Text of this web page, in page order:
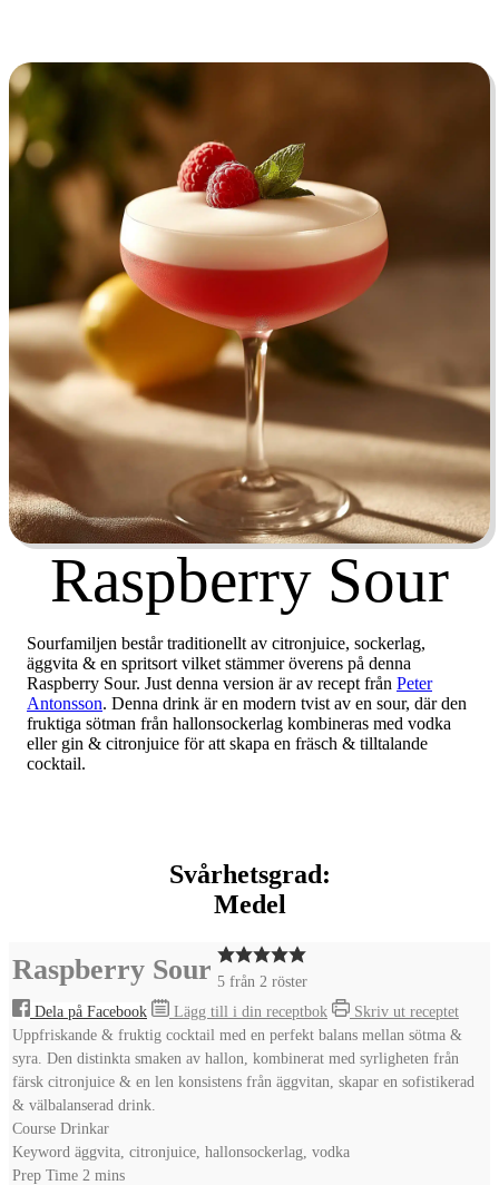
Raspberry Sour
Sourfamiljen består traditionellt av citronjuice, sockerlag,
äggvita & en spritsort vilket stämmer överens på denna
Raspberry Sour. Just denna version är av recept från Peter
Antonsson. Denna drink är en modern tvist av en sour, där den
fruktiga sötman från hallonsockerlag kombineras med vodka
eller gin & citronjuice för att skapa en fräsch & tilltalande
cocktail.
Svårhetsgrad:
Medel
Raspberry Sour 5 från 2 röster
Dela på Facebook
Lägg till i din receptbok
Skriv ut receptet
Uppfriskande & fruktig cocktail med en perfekt balans mellan sötma &
syra. Den distinkta smaken av hallon, kombinerat med syrligheten från
färsk citronjuice & en len konsistens från äggvitan, skapar en sofistikerad
& välbalanserad drink.
Course Drinkar
Keyword äggvita, citronjuice, hallonsockerlag, vodka
Prep Time 2 minutes
mins